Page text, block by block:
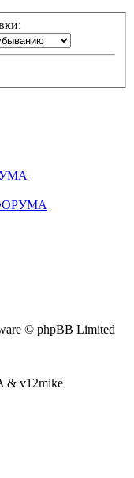
© phpBB Limited
& v12mike